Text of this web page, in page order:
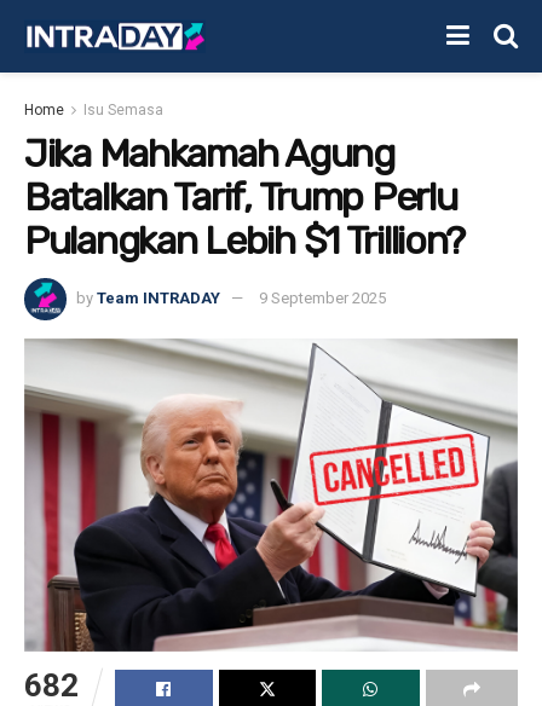
Home Isu Semasa
Jika Mahkamah Agung
Batalkan Tarif, Trump Perlu
Pulangkan Lebih $1 Trillion?
by Team INTRADAY 9 September 2025
682